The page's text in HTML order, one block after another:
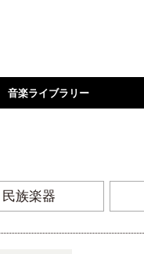
音楽ライブラリー
民族楽器